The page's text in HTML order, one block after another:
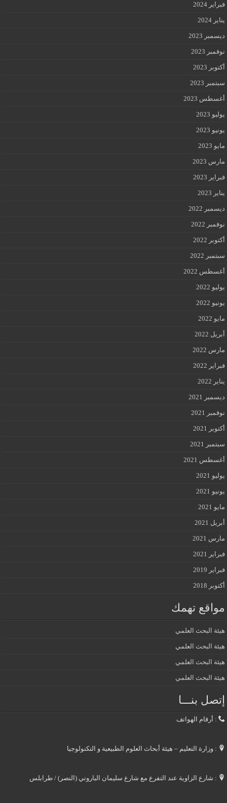
فبراير 2024
يناير 2024
ديسمبر 2023
نوفمبر 2023
أكتوبر 2023
سبتمبر 2023
أغسطس 2023
يوليو 2023
يونيو 2023
مايو 2023
مارس 2023
فبراير 2023
يناير 2023
ديسمبر 2022
نوفمبر 2022
أكتوبر 2022
سبتمبر 2022
أغسطس 2022
يوليو 2022
يونيو 2022
مايو 2022
أبريل 2022
مارس 2022
فبراير 2022
يناير 2022
ديسمبر 2021
نوفمبر 2021
أكتوبر 2021
سبتمبر 2021
أغسطس 2021
يوليو 2021
يونيو 2021
مايو 2021
أبريل 2021
مارس 2021
فبراير 2021
فبراير 2019
أكتوبر 2018
مواقع تهمك
هيئة البحث العلمي
هيئة البحث العلمي
هيئة البحث العلمي
هيئة البحث العلمي
إتصل بنـــا
: أرقام الهواتف
: وزارة التعليم – هيئة أبحاث العلوم الطبيعية و التكنولوجيا
: شارع الزاوية عند التفرع مع شارع سليمان الباروني (النصر) / طرابلس